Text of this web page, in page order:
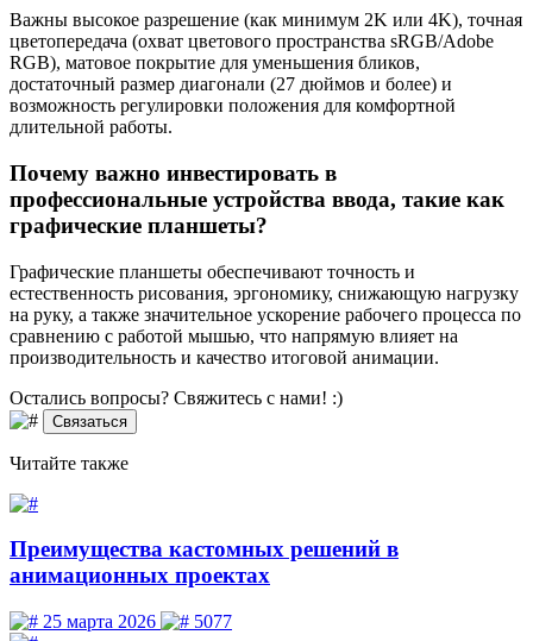
Важны высокое разрешение (как минимум 2K или 4K), точная
цветопередача (охват цветового пространства sRGB/Adobe
RGB), матовое покрытие для уменьшения бликов,
достаточный размер диагонали (27 дюймов и более) и
возможность регулировки положения для комфортной
длительной работы.
Почему важно инвестировать в
профессиональные устройства ввода, такие как
графические планшеты?
Графические планшеты обеспечивают точность и
естественность рисования, эргономику, снижающую нагрузку
на руку, а также значительное ускорение рабочего процесса по
сравнению с работой мышью, что напрямую влияет на
производительность и качество итоговой анимации.
Остались вопросы? Свяжитесь с нами! :)
Связаться
Читайте также
Преимущества кастомных решений в
анимационных проектах
25 марта 2026 5077